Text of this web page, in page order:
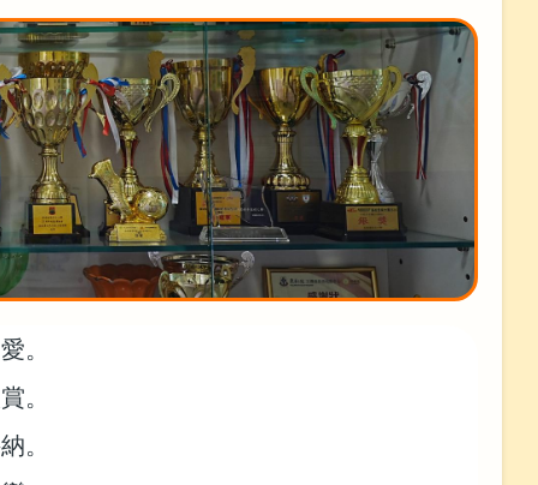
。
。
。